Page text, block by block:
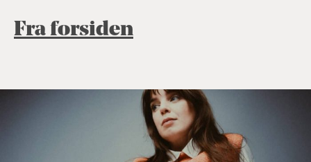
Fra forsiden